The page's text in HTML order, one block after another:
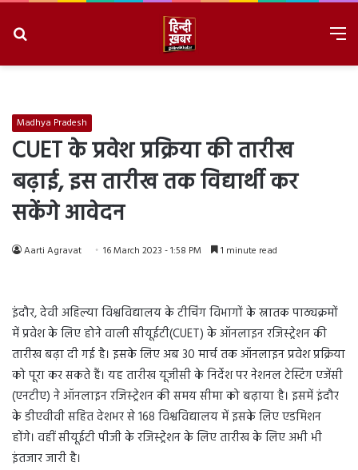
Madhya Pradesh
CUET के प्रवेश प्रक्रिया की तारीख
बढ़ाई, इस तारीख तक विद्यार्थी कर
सकेंगे आवेदन
Aarti Agravat 16 March 2023 - 1:58 PM 1 minute read
इंदौर, देवी अहिल्या विश्वविद्यालय के टीचिंग विभागों के स्नातक पाठ्यक्रमों
में प्रवेश के लिए होने वाली सीयूईटी(CUET) के ऑनलाइन रजिस्ट्रेशन की
तारीख बढ़ा दी गई है। इसके लिए अब 30 मार्च तक ऑनलाइन प्रवेश प्रक्रिया
को पूरा कर सकते हैं। यह तारीख यूजीसी के निर्देश पर नेशनल टेस्टिंग एजेंसी
(एनटीए) ने ऑनलाइन रजिस्ट्रेशन की समय सीमा को बढ़ाया है। इसमें इंदौर
के डीएवीवी सहित देशभर से 168 विश्वविद्यालय में इसके लिए एडमिशन
होंगे। वहीं सीयूईटी पीजी के रजिस्ट्रेशन के लिए तारीख के लिए अभी भी
इंतजार जारी है।